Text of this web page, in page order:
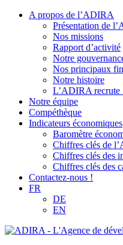
A propos de l’ADIRA
Présentation de
Nos missions
Rapport d’activité
Notre
Nos principaux
Notre histoire
L’ADIRA recrute
Notre équipe
Compéthèque
Indicateurs économiques
Baromètre
Chiffres clés de
Chiffres clés des
Chiffres clés des
Contactez-nous !
FR
DE
EN